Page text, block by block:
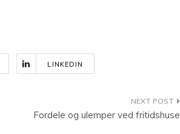
LINKEDIN
Fordele og ulemper ved fritidshuse